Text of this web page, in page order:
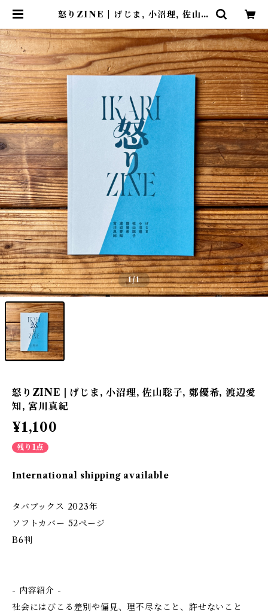
怒りZINE | げじま, 小沼理, 佐山聡
鷲市九鬼町 漁村の本屋 トンガ坂文
庫
1/1
怒りZINE | げじま, 小沼理, 佐山聡子, 鄭優希, 渡辺愛
知, 宮川真紀
¥1,100
残り1点
International shipping available
タバブックス 2023年
ソフトカバー 52ページ
B6判
- 内容紹介 -
社会にはびこる差別や偏見、理不尽なこと、許せないこと